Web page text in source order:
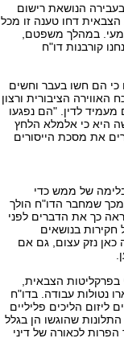
הנושאת רישום
הצבאית דחו טענה זו מכל
במהלך משפטם,
קורבנות דו"ח
כי הם חשו בעבר וחשים
הציבורית ורצון
לדין. "הם נפגעו
היא כי אלמלא הלחץ
את מסכת הייסורים
של ממש כדי
שמחבר הדו"ח הולך
כך את הדברים לפני
בנושאים
כאן נזק עצום, גם אם
הצבאית,
נטולות עבודה. בדו"ח
ליזום הליכים פליליים
שהוגשו הן בגלל
הפרות לכאורה של דיני